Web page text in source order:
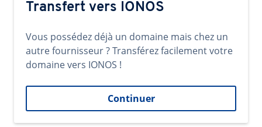
Transfert vers IONOS
Vous possédez déjà un domaine mais chez un
autre fournisseur ? Transférez facilement votre
domaine vers IONOS !
Continuer